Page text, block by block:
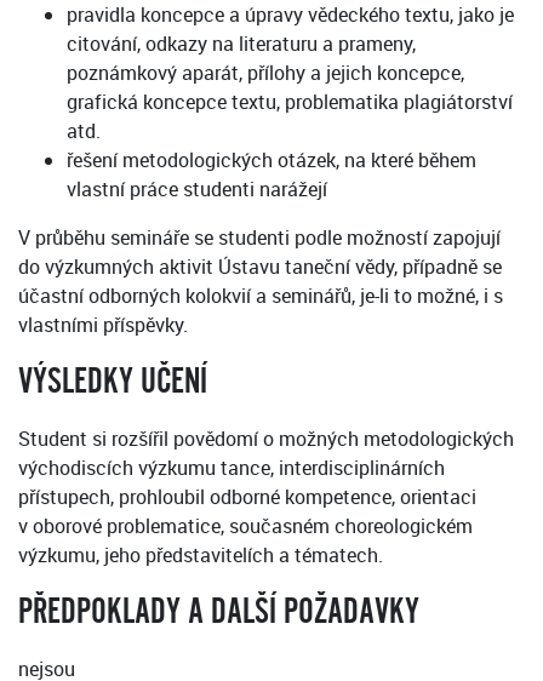
pravidla koncepce a úpravy vědeckého textu, jako je
citování, odkazy na literaturu a prameny,
poznámkový aparát, přílohy a jejich koncepce,
grafická koncepce textu, problematika plagiátorství
atd.
řešení metodologických otázek, na které během
vlastní práce studenti narážejí
V průběhu semináře se studenti podle možností zapojují
do výzkumných aktivit Ústavu taneční vědy, případně se
účastní odborných kolokvií a seminářů, je-li to možné, i s
vlastními příspěvky.
VÝSLEDKY UČENÍ
Student si rozšířil povědomí o možných metodologických
východiscích výzkumu tance, interdisciplinárních
přístupech, prohloubil odborné kompetence, orientaci
v oborové problematice, současném choreologickém
výzkumu, jeho představitelích a tématech.
PŘEDPOKLADY A DALŠÍ POŽADAVKY
nejsou